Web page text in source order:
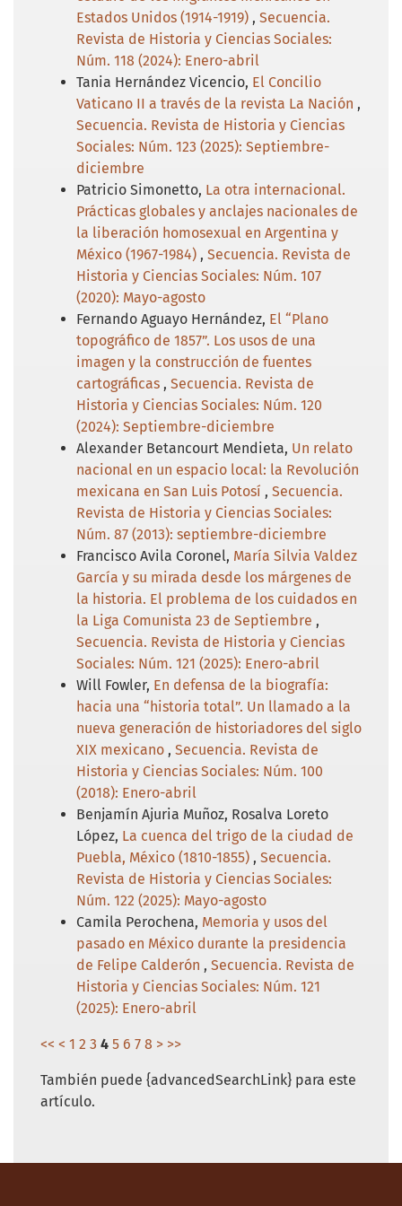
Estados Unidos (1914-1919) , Secuencia.
Revista de Historia y Ciencias Sociales:
Núm. 118 (2024): Enero-abril
Tania Hernández Vicencio, El Concilio
Vaticano II a través de la revista La Nación ,
Secuencia. Revista de Historia y Ciencias
Sociales: Núm. 123 (2025): Septiembre-
diciembre
Patricio Simonetto, La otra internacional.
Prácticas globales y anclajes nacionales de
la liberación homosexual en Argentina y
México (1967-1984) , Secuencia. Revista de
Historia y Ciencias Sociales: Núm. 107
(2020): Mayo-agosto
Fernando Aguayo Hernández, El “Plano
topográfico de 1857”. Los usos de una
imagen y la construcción de fuentes
cartográficas , Secuencia. Revista de
Historia y Ciencias Sociales: Núm. 120
(2024): Septiembre-diciembre
Alexander Betancourt Mendieta, Un relato
nacional en un espacio local: la Revolución
mexicana en San Luis Potosí , Secuencia.
Revista de Historia y Ciencias Sociales:
Núm. 87 (2013): septiembre-diciembre
Francisco Avila Coronel, María Silvia Valdez
García y su mirada desde los márgenes de
la historia. El problema de los cuidados en
la Liga Comunista 23 de Septiembre ,
Secuencia. Revista de Historia y Ciencias
Sociales: Núm. 121 (2025): Enero-abril
Will Fowler, En defensa de la biografía:
hacia una “historia total”. Un llamado a la
nueva generación de historiadores del siglo
XIX mexicano , Secuencia. Revista de
Historia y Ciencias Sociales: Núm. 100
(2018): Enero-abril
Benjamín Ajuria Muñoz, Rosalva Loreto
López, La cuenca del trigo de la ciudad de
Puebla, México (1810-1855) , Secuencia.
Revista de Historia y Ciencias Sociales:
Núm. 122 (2025): Mayo-agosto
Camila Perochena, Memoria y usos del
pasado en México durante la presidencia
de Felipe Calderón , Secuencia. Revista de
Historia y Ciencias Sociales: Núm. 121
(2025): Enero-abril
<< < 1 2 3 4 5 6 7 8 > >>
También puede {advancedSearchLink} para este
artículo.